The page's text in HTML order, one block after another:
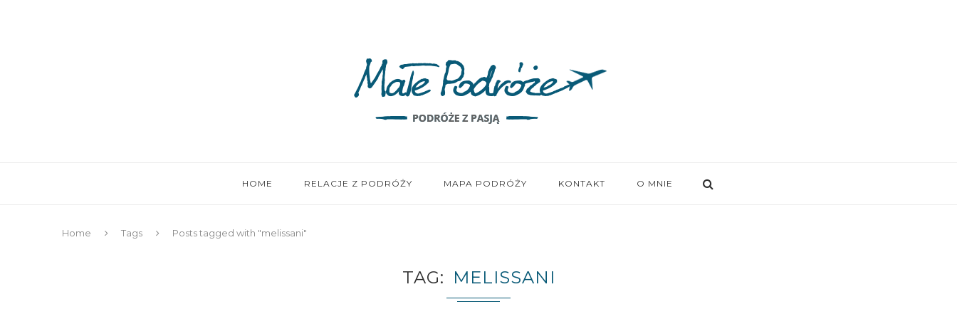
HOME RELACJE Z PODRÓŻY MAPA PODRÓŻY KONTAKT O MNIE
Home Tags Posts tagged with "melissani"
TAG MELISSANI